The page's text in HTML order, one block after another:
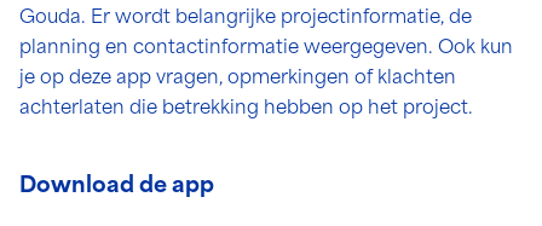
Gouda. Er wordt belangrijke projectinformatie, de
planning en contactinformatie weergegeven. Ook kun
je op deze app vragen, opmerkingen of klachten
achterlaten die betrekking hebben op het project.
Download de app